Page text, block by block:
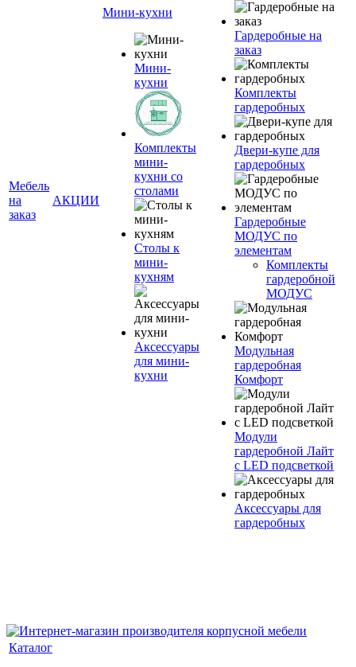
Мебель
на
заказ
АКЦИИ
Мини-кухни
Мини-
кухни
Комплекты
мини-
кухни со
столами
Столы к
мини-
кухням
Аксессуары
для мини-
кухни
Гардеробные на
заказ
Комплекты
гардеробных
Двери-купе для
гардеробных
Гардеробные
МОДУС по
элементам
Комплекты
гардеробной
МОДУС
Модульная
гардеробная
Комфорт
Модули
гардеробной Лайт
с LED подсветкой
Аксессуары для
гардеробных
Каталог